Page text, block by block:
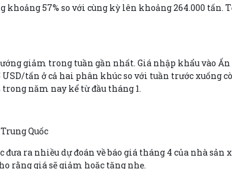
khoảng 57% so với cùng kỳ lên khoảng 264.000
giảm trong tuần gần nhất. Giá nhập khẩu vào
tấn ở cả hai phân khúc so với tuần trước xuống
năm nay kể từ đầu tháng 1.
Quốc
ra nhiều dự đoán về báo giá tháng 4 của nhà
rằng giá sẽ giảm hoặc tăng nhẹ.